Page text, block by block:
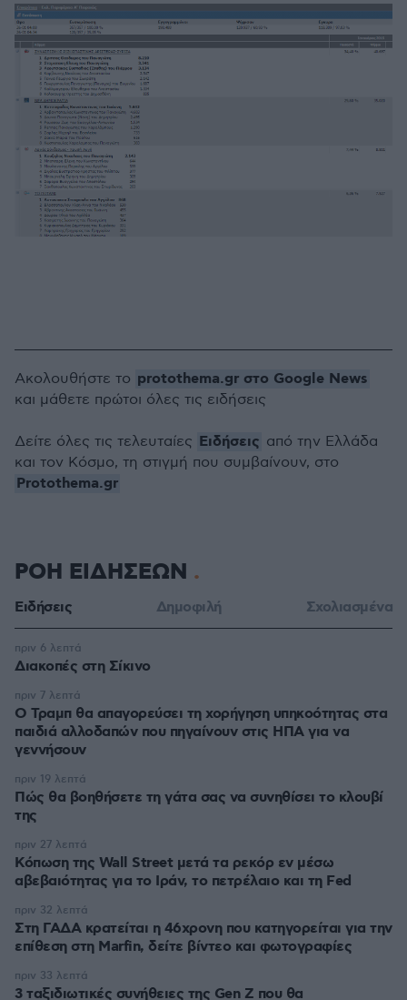
Ακολουθήστε το protothema.gr στο Google News
και μάθετε πρώτοι όλες τις ειδήσεις
Δείτε όλες τις τελευταίες Ειδήσεις από την Ελλάδα
και τον Κόσμο, τη στιγμή που συμβαίνουν, στο
Protothema.gr
ΡΟΗ ΕΙΔΗΣΕΩΝ
Ειδήσεις Δημοφιλή Σχολιασμένα
Διακοπές στη Σίκινο
πριν 6 λεπτά
Ο Τραμπ θα απαγορεύσει τη χορήγηση υπηκοότητας στα
παιδιά αλλοδαπών που πηγαίνουν στις ΗΠΑ για να
γεννήσουν
πριν 7 λεπτά
Πώς θα βοηθήσετε τη γάτα σας να συνηθίσει το κλουβί
της
πριν 19 λεπτά
Κόπωση της Wall Street μετά τα ρεκόρ εν μέσω
αβεβαιότητας για το Ιράν, το πετρέλαιο και τη Fed
πριν 27 λεπτά
Στη ΓΑΔΑ κρατείται η 46χρονη που κατηγορείται για την
επίθεση στη Marfin, δείτε βίντεο και φωτογραφίες
πριν 32 λεπτά
3 ταξιδιωτικές συνήθειες της Gen Z που θα
πριν 33 λεπτά